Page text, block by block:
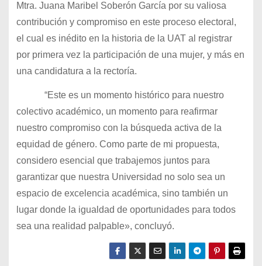
Mtra. Juana Maribel Soberón García por su valiosa
contribución y compromiso en este proceso electoral,
el cual es inédito en la historia de la UAT al registrar
por primera vez la participación de una mujer, y más en
una candidatura a la rectoría.
“Este es un momento histórico para nuestro
colectivo académico, un momento para reafirmar
nuestro compromiso con la búsqueda activa de la
equidad de género. Como parte de mi propuesta,
considero esencial que trabajemos juntos para
garantizar que nuestra Universidad no solo sea un
espacio de excelencia académica, sino también un
lugar donde la igualdad de oportunidades para todos
sea una realidad palpable», concluyó.